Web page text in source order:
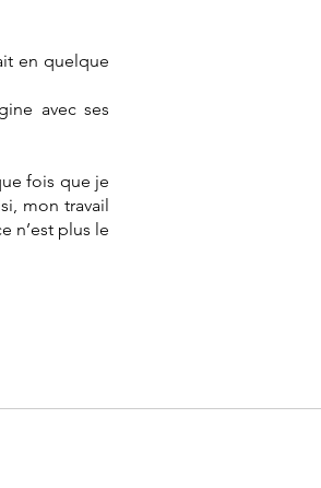
en quelque
avec ses
fois que je
mon travail
n’est plus le